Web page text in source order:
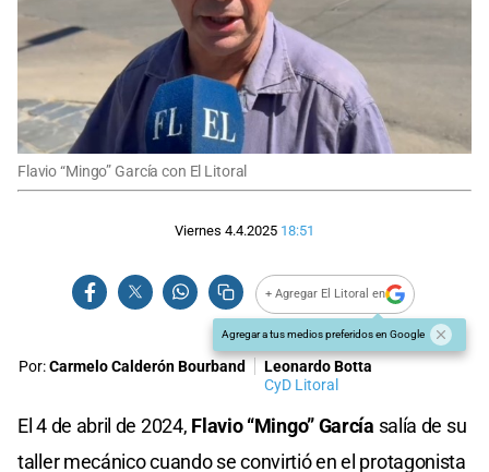
Flavio “Mingo” García con El Litoral
Viernes 4.4.2025 18:51
+ Agregar El Litoral en
Agregar a tus medios preferidos en Google
Por:Carmelo Calderón Bourband
Leonardo Botta
CyD Litoral
El 4 de abril de 2024, Flavio “Mingo” García salía de su
taller mecánico cuando se convirtió en el protagonista